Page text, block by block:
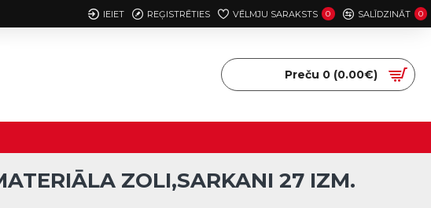
IEIET REĢISTRĒTIES VĒLMJU SARAKSTS 0 SALĪDZINĀT 0
Preču 0 (0.00€)
ZOLI,SARKANI 27 IZM.